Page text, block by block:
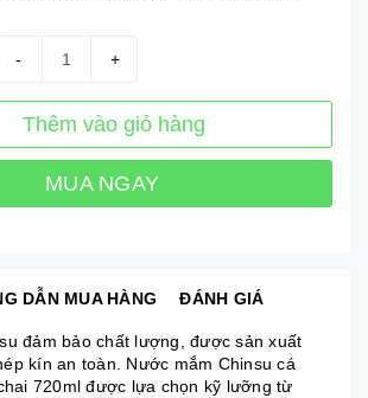
+
-
Thêm vào giỏ hàng
MUA NGAY
DẪN MUA HÀNG ĐÁNH GIÁ
đảm bảo chất lượng, được sản xuất
kín an toàn. Nước mắm Chinsu cá
720ml được lựa chọn kỹ lưỡng từ